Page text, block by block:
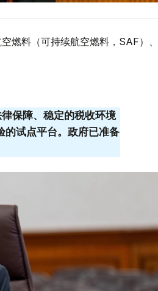
燃料（可持续航空燃料，SAF）、
保障、稳定的税收环境
的试点平台。政府已准备